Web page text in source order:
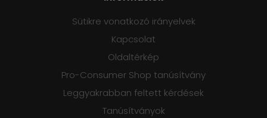
Sütikre vonatkozó irányelvek
Kapcsolat
Oldaltérkép
Pro-Consumer Shop tanúsítvány
Leggyakrabban feltett kérdések
Tanúsítványok